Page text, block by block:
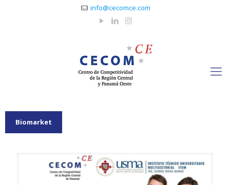
info@cecomce.com
Biomarket